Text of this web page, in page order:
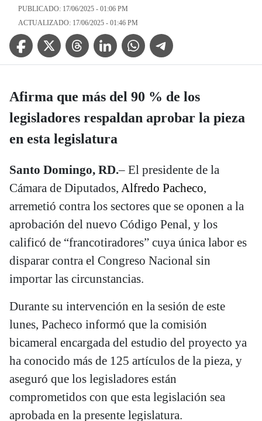
PUBLICADO: 17/06/2025 - 01:06 PM
ACTUALIZADO: 17/06/2025 - 01:46 PM
Facebook IconTwitter IconThreads IconLinkedin IconWhatsApp IconTelegram Icon
Afirma que más del 90 % de los
legisladores respaldan aprobar la pieza
en esta legislatura
Santo Domingo, RD.– El presidente de la
Cámara de Diputados, Alfredo Pacheco,
arremetió contra los sectores que se oponen a la
aprobación del nuevo Código Penal, y los
calificó de “francotiradores” cuya única labor es
disparar contra el Congreso Nacional sin
importar las circunstancias.
Durante su intervención en la sesión de este
lunes, Pacheco informó que la comisión
bicameral encargada del estudio del proyecto ya
ha conocido más de 125 artículos de la pieza, y
aseguró que los legisladores están
comprometidos con que esta legislación sea
aprobada en la presente legislatura.